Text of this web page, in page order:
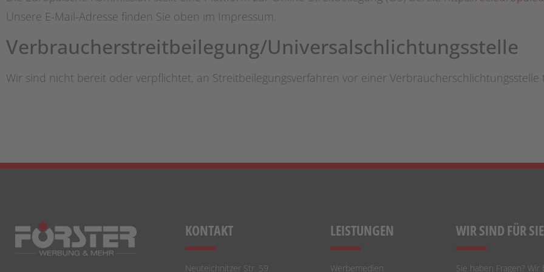
Unsere E-Mail-Adresse finden Sie oben im Impressum.
Verbraucher­streit­beilegung/Universal­schlichtungs­stelle
Wir sind nicht bereit oder verpflichtet, an Streitbeilegungsverfahren vor einer Verbraucherschlichtungsstelle
KONTAKT
Neuteichnitzer Str. 59
LEISTUNGEN
Werbemedien
WIR SIND FÜR
Sie haben Fragen?